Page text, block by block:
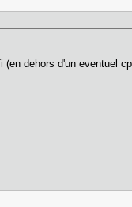
dehors d'un eventuel